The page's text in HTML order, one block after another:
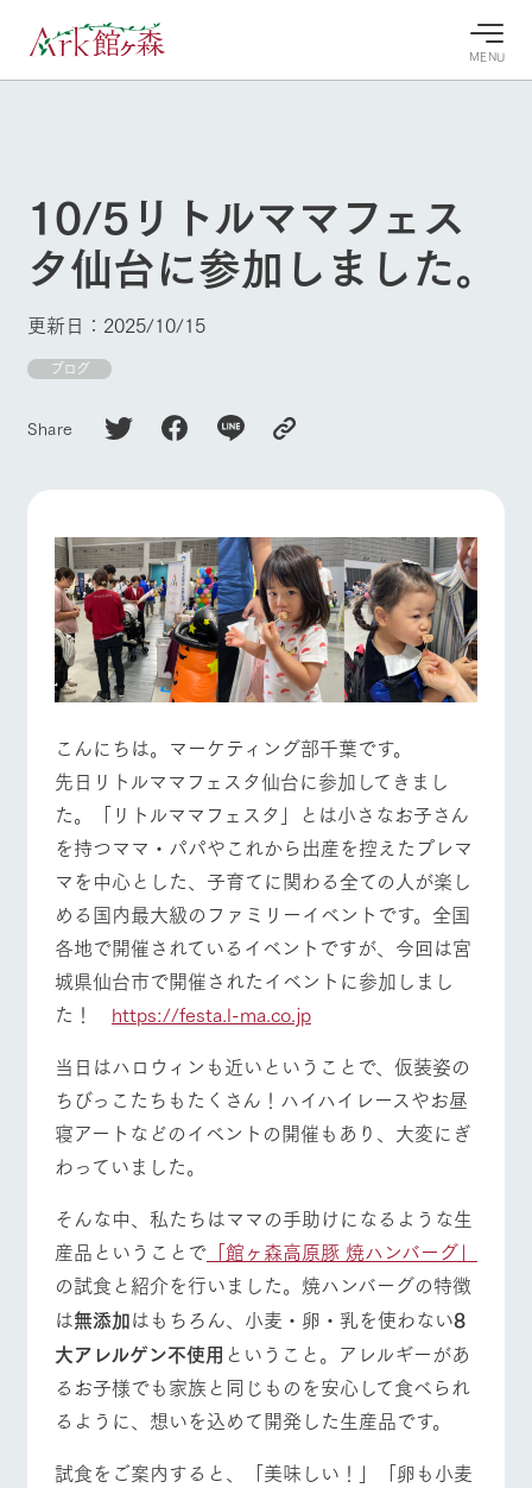
MENU
牧場へ行
営業時
間・料金
交通アク
よくいた
だく質問
団体のお
客様へ
ペットを
お連れの
お問い合
わせ・資
料請求
よく見られている情報
今日の牧
案内
ガーデンの開花
状況などを毎日
イベン
ント・フェアの
情報やスケジュ
牧場の楽
施設・体験情報
フラワー
ガーデン
花のある美しい
自然環境の中、
季節の移り変わ
う
動物とふ
れあう
触れて、感じ
て、学ぶ。館ヶ
森の雄大な自然
れあう
アクティ
ビティ／
体験
ツリーハウスや
各種体験教室な
ら学べる様々な
アクティビティ
レストラ
ン
牧場の生産品を
知り尽くした料
理人が腕を振
い、ビュッフェ
スタイルで提供
ショップ
／お買い
物
丹精込めて育て
た生産品をはじ
め、牧場産の逸
品を取り揃えた
店舗
牧場マッ
プ
牧場マップのダ
ウンロード
牧場内を巡る周
遊バスのご案内
ホーム
Ark館ヶ森について
牧場に行く
ArkFarm Wedding
お知らせ
お問い合わせ・資料請求
生産品カタログ・資料DL
English (Google Translate)
ネットショップ
個人情報取扱いについて
牧場トップ 今日の牧場 牧場の楽しみ方
動物とふれあう アクティビティ/体験 ショップ/お買い物
牧場マップを見る 周遊バス
営業時間・料金 交通アクセス
よくあるご質問
ペットをお連れの
お客様へ お問い合わせ
10/5リトルママフェス
タ仙台に参加しました。
更新日：2025/10/15
ブログ
Share
こんにちは。マーケティング部千葉です。
先日リトルママフェスタ仙台に参加してきまし
た。「リトルママフェスタ」とは小さなお子さん
を持つママ・パパやこれから出産を控えたプレマ
マを中心とした、子育てに関わる全ての人が楽し
める国内最大級のファミリーイベントです。全国
各地で開催されているイベントですが、今回は宮
城県仙台市で開催されたイベントに参加しまし
た！ https://festa.l-ma.co.jp
当日はハロウィンも近いということで、仮装姿の
ちびっこたちもたくさん！ハイハイレースやお昼
寝アートなどのイベントの開催もあり、大変にぎ
わっていました。
そんな中、私たちはママの手助けになるような生
産品ということで「館ヶ森高原豚 焼ハンバーグ」
の試食と紹介を行いました。焼ハンバーグの特徴
は無添加はもちろん、小麦・卵・乳を使わない8
大アレルゲン不使用 ということ。アレルギーがあ
るお子様でも家族と同じものを安心して食べられ
るように、想いを込めて開発した生産品です。
試食をご案内すると、「美味しい！」「卵も小麦